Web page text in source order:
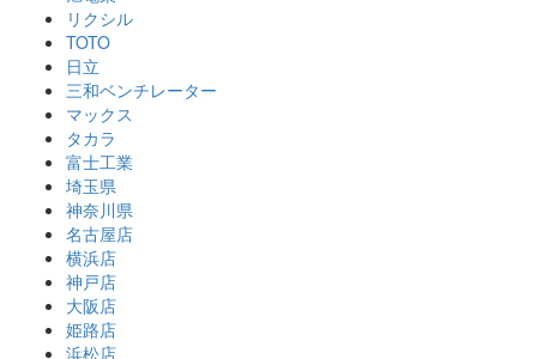
リクシル
TOTO
日立
三和ベンチレーター
マックス
タカラ
富士工業
埼玉県
神奈川県
名古屋店
横浜店
神戸店
大阪店
姫路店
浜松店